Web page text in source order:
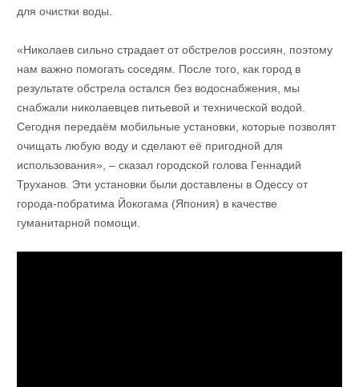
для очистки воды.
«Николаев сильно страдает от обстрелов россиян, поэтому
нам важно помогать соседям. После того, как город в
результате обстрела остался без водоснабжения, мы
снабжали николаевцев питьевой и технической водой.
Сегодня передаём мобильные установки, которые позволят
очищать любую воду и сделают её пригодной для
использования», – сказал городской голова Геннадий
Труханов. Эти установки были доставлены в Одессу от
города-побратима Йокогама (Япония) в качестве
гуманитарной помощи.